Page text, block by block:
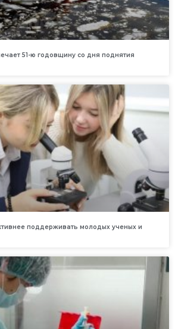
51-ю годовщину со дня поднятия
поддерживать молодых ученых и